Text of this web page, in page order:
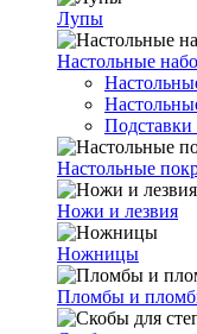
Лупы
Настольные
Подставки
Настольные
Ножи и лезвия
Ножницы
Пломбы и